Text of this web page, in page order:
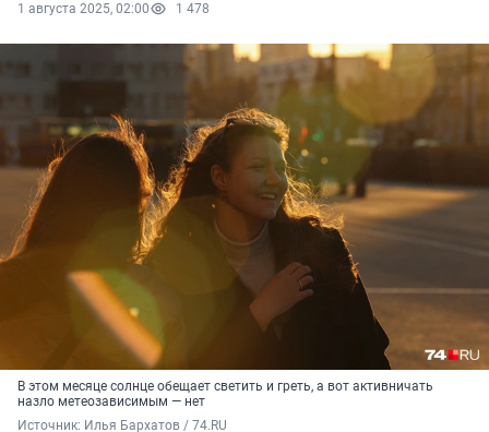
1 августа 2025, 02:00 1 478
В этом месяце солнце обещает светить и греть, а вот активничать
назло метеозависимым — нет
Источник: Илья Бархатов / 74.RU